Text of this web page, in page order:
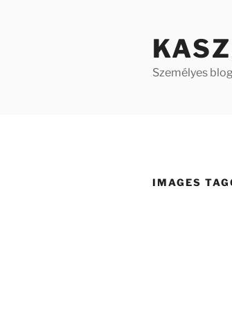
Személyes
IMAGES